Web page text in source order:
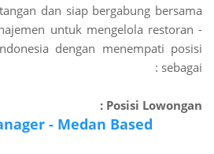
dan siap bergabung bersama
untuk mengelola restoran -
dengan menempati posisi
sebagai :
Posisi Lowongan :
- Medan Based